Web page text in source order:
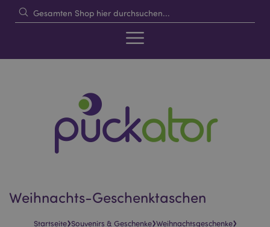
Weihnachts-Geschenktaschen
Startseite›Souvenirs & Geschenke›Weihnachtsgeschenke›